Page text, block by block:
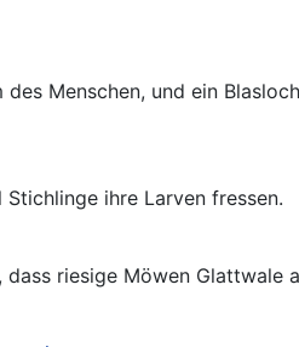
Menschen, und ein
ihre Larven fressen.
riesige Möwen